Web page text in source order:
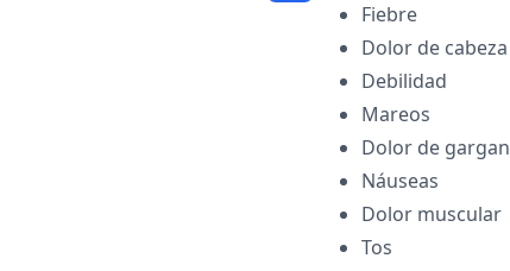
Fiebre
Dolor de
Debilidad
Mareos
Dolor de
Náuseas
Dolor muscular
Tos